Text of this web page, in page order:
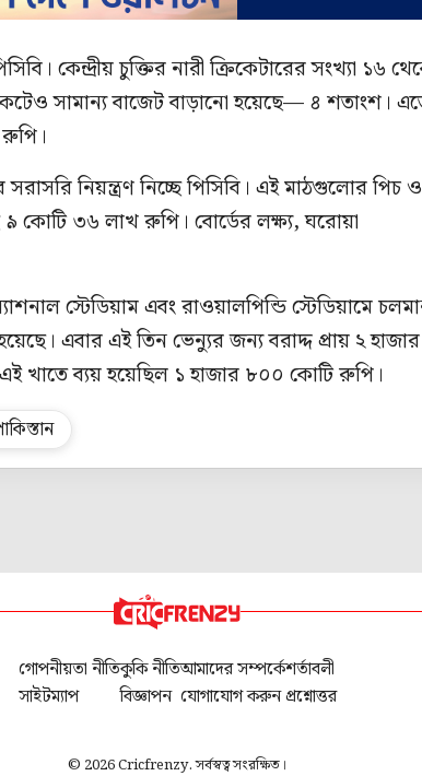
কেন্দ্রীয় চুক্তির নারী ক্রিকেটারের সংখ্যা ১৬
সামান্য বাজেট বাড়ানো হয়েছে— ৪ শতাংশ।
সরাসরি নিয়ন্ত্রণ নিচ্ছে পিসিবি। এই মাঠগুলোর পিচ ও
৯ কোটি ৩৬ লাখ রুপি। বোর্ডের লক্ষ্য, ঘরোয়া
স্টেডিয়াম এবং রাওয়ালপিন্ডি স্টেডিয়ামে
এবার এই তিন ভেন্যুর জন্য বরাদ্দ প্রায় ২ হাজার
খাতে ব্যয় হয়েছিল ১ হাজার ৮০০ কোটি রুপি।
গোপনীয়তা নীতি
সাইটম্যাপ
কুকি নীতি
বিজ্ঞাপন
আমাদের সম্পর্কে
যোগাযোগ করুন
শর্তাবলী
প্রশ্নোত্তর
© 2026 Cricfrenzy. সর্বস্বত্ব সংরক্ষিত।